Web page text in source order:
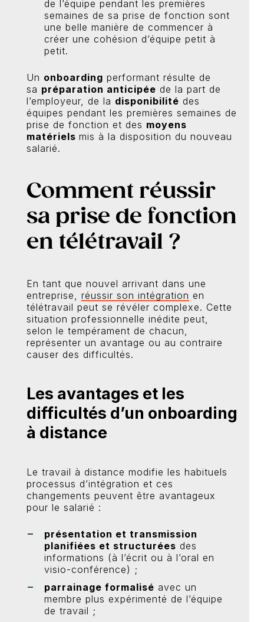
de l’équipe pendant les premières
semaines de sa prise de fonction sont
une belle manière de commencer à
créer une cohésion d’équipe petit à
petit.
Un onboarding performant résulte de
sa préparation anticipée de la part de
l’employeur, de la disponibilité des
équipes pendant les premières semaines de
prise de fonction et des moyens
matériels mis à la disposition du nouveau
salarié.
Comment réussir
sa prise de fonction
en télétravail ?
En tant que nouvel arrivant dans une
entreprise, réussir son intégration en
télétravail peut se révéler complexe. Cette
situation professionnelle inédite peut,
selon le tempérament de chacun,
représenter un avantage ou au contraire
causer des difficultés.
Les avantages et les
difficultés d’un onboarding
à distance
Le travail à distance modifie les habituels
processus d’intégration et ces
changements peuvent être avantageux
pour le salarié :
présentation et transmission
planifiées et structurées des
informations (à l’écrit ou à l’oral en
visio-conférence) ;
parrainage formalisé avec un
membre plus expérimenté de l’équipe
de travail ;